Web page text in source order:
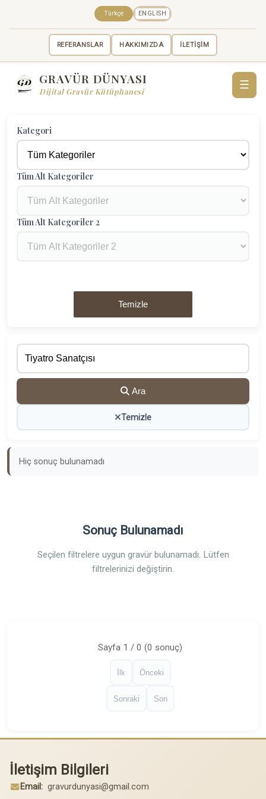
REFERANSLAR HAKKIMIZDA İLETİŞİM
Türkçe ENGLISH
GRAVÜR DÜNYASI
Dijital Gravür Kütüphanesi
☰
Kategori
Tüm Alt Kategoriler
Tüm Alt Kategoriler 2
Temizle
Ara
Temizle
Hiç sonuç bulunamadı
Sonuç Bulunamadı
Seçilen filtrelere uygun gravür bulunamadı. Lütfen
filtrelerinizi değiştirin.
İlk Önceki
Sayfa 1 / 0 (0 sonuç)
Sonraki Son
İletişim Bilgileri
Email: gravurdunyasi@gmail.com